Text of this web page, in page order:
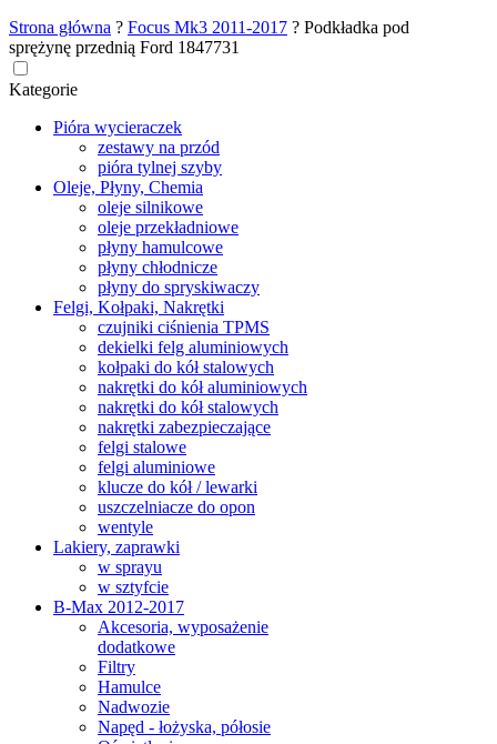
Strona główna ? Focus Mk3 2011-2017 ? Podkładka pod
sprężynę przednią Ford 1847731
Kategorie
Pióra wycieraczek
zestawy na przód
pióra tylnej szyby
Oleje, Płyny, Chemia
oleje silnikowe
oleje przekładniowe
płyny hamulcowe
płyny chłodnicze
płyny do spryskiwaczy
Felgi, Kołpaki, Nakrętki
czujniki ciśnienia TPMS
dekielki felg aluminiowych
kołpaki do kół stalowych
nakrętki do kół aluminiowych
nakrętki do kół stalowych
nakrętki zabezpieczające
felgi stalowe
felgi aluminiowe
klucze do kół / lewarki
uszczelniacze do opon
wentyle
Lakiery, zaprawki
w sprayu
w sztyfcie
B-Max 2012-2017
Akcesoria, wyposażenie
dodatkowe
Filtry
Hamulce
Nadwozie
Napęd - łożyska, półosie